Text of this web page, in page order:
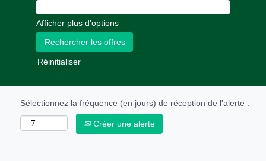
Afficher plus d’options
Réinitialiser
Sélectionnez la fréquence (en jours) de réception de l'alerte :
Créer une alerte